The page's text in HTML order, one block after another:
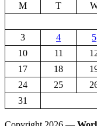
M
T
3
4 5
10
11
17
18
24
25
31